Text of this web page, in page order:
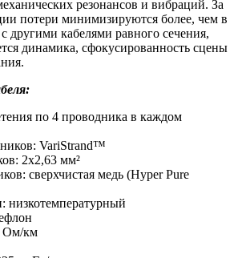
резонансов и вибраций. За
потери минимизируются более, чем в
другими кабелями равного сечения,
динамика, сфокусированность сцены
по 4 проводника в каждом
VariStrand™
2х2,63 мм²
сверхчистая медь (Hyper Pure
низкотемпературный
Ом/км